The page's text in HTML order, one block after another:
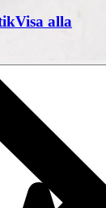
Visa alla